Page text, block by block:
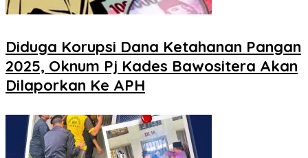
Diduga Korupsi Dana Ketahanan Pangan
2025, Oknum Pj Kades Bawositera Akan
Dilaporkan Ke APH